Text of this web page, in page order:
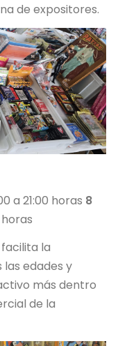
de expositores.
a 21:00 horas 8
horas
facilita la
edades y
más dentro
de la